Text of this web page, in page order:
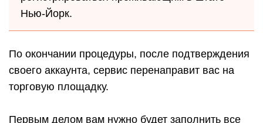
Нью-Йорк.
По окончании процедуры, после подтверждения
своего аккаунта, сервис перенаправит вас на
торговую площадку.
Первым делом вам нужно будет заполнить все